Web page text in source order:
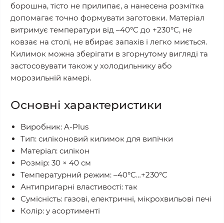
борошна, тісто не прилипає, а нанесена розмітка
допомагає точно формувати заготовки. Матеріал
витримує температури від –40°C до +230°C, не
ковзає на столі, не вбирає запахів і легко миється.
Килимок можна зберігати в згорнутому вигляді та
застосовувати також у холодильнику або
морозильній камері.
Основні характеристики
Виробник: A-Plus
Тип: силіконовий килимок для випічки
Матеріал: силікон
Розмір: 30 × 40 см
Температурний режим: –40°C…+230°C
Антипригарні властивості: так
Сумісність: газові, електричні, мікрохвильові печі
Колір: у асортименті